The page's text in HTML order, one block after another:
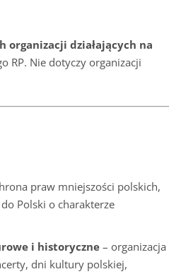
organizacji działających na
RP. Nie dotyczy organizacji
praw mniejszości polskich,
Polski o charakterze
i historyczne – organizacja
dni kultury polskiej,